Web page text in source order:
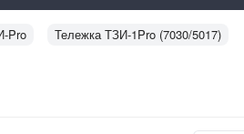
Pro Тележка ТЗИ-1Pro (7030/5017)